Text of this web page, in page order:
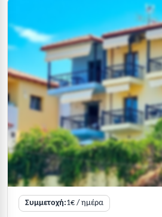
Συμμετοχή:1€ / ημέρα